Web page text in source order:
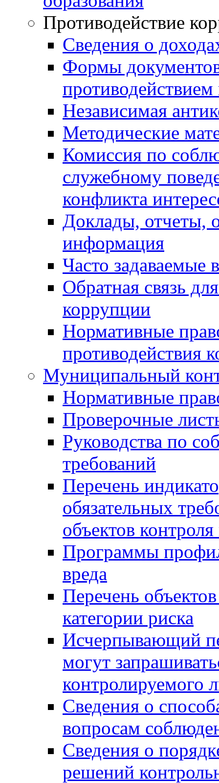
Противодействие
Сведения о
Формы
Независимая
Методические
Комиссия по
служебному
конфликта
Доклады, отчеты,
информация
Часто задаваемые
Обратная связь
коррупции
Нормативные
противодействия
Муниципальный
Нормативные
Проверочные
Руководства по
требований
Перечень
обязательных
объектов
Программы
вреда
Перечень
категории риска
Исчерпывающий
могут
контролируемого
Сведения о
вопросам
Сведения о
решений